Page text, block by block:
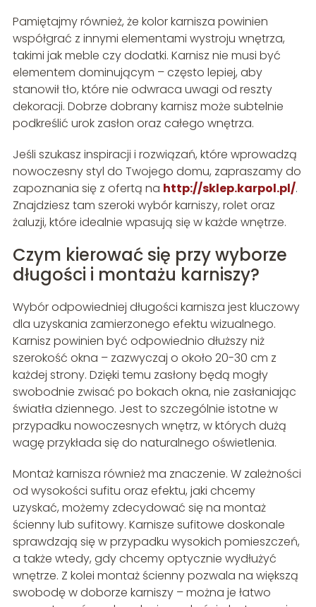
Pamiętajmy również, że kolor karnisza powinien
współgrać z innymi elementami wystroju wnętrza,
takimi jak meble czy dodatki. Karnisz nie musi być
elementem dominującym – często lepiej, aby
stanowił tło, które nie odwraca uwagi od reszty
dekoracji. Dobrze dobrany karnisz może subtelnie
podkreślić urok zasłon oraz całego wnętrza.
Jeśli szukasz inspiracji i rozwiązań, które wprowadzą
nowoczesny styl do Twojego domu, zapraszamy do
zapoznania się z ofertą na http://sklep.karpol.pl/.
Znajdziesz tam szeroki wybór karniszy, rolet oraz
żaluzji, które idealnie wpasują się w każde wnętrze.
Czym kierować się przy wyborze
długości i montażu karniszy?
Wybór odpowiedniej długości karnisza jest kluczowy
dla uzyskania zamierzonego efektu wizualnego.
Karnisz powinien być odpowiednio dłuższy niż
szerokość okna – zazwyczaj o około 20-30 cm z
każdej strony. Dzięki temu zasłony będą mogły
swobodnie zwisać po bokach okna, nie zasłaniając
światła dziennego. Jest to szczególnie istotne w
przypadku nowoczesnych wnętrz, w których dużą
wagę przykłada się do naturalnego oświetlenia.
Montaż karnisza również ma znaczenie. W zależności
od wysokości sufitu oraz efektu, jaki chcemy
uzyskać, możemy zdecydować się na montaż
ścienny lub sufitowy. Karnisze sufitowe doskonale
sprawdzają się w przypadku wysokich pomieszczeń,
a także wtedy, gdy chcemy optycznie wydłużyć
wnętrze. Z kolei montaż ścienny pozwala na większą
swobodę w doborze karniszy – można je łatwo